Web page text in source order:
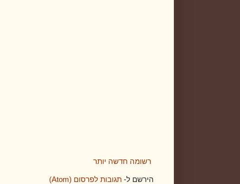
רשומה חדשה יותר
הירשם ל- תגובות לפרסום (Atom)